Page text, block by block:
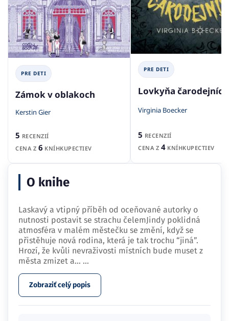
PRE DETI
Zámok v oblakoch
Kerstin Gier
5 RECENZIÍ
CENA Z 6 KNÍHKUPECTIEV
PRE DETI
Lovkyňa čarodejníc
Virginia Boecker
5 RECENZIÍ
CENA Z 4KNÍHKUPECTIEV
O knihe
Laskavý a vtipný příběh od oceňované autorky o
nutnosti postavit se strachu čelemJindy poklidná
atmosféra v malém městečku se změní, když se
přistěhuje nová rodina, která je tak trochu “jiná”.
Hrozí, že kvůli nevraživosti místních bude muset z
města zmizet a… ...
Zobraziť celý popis